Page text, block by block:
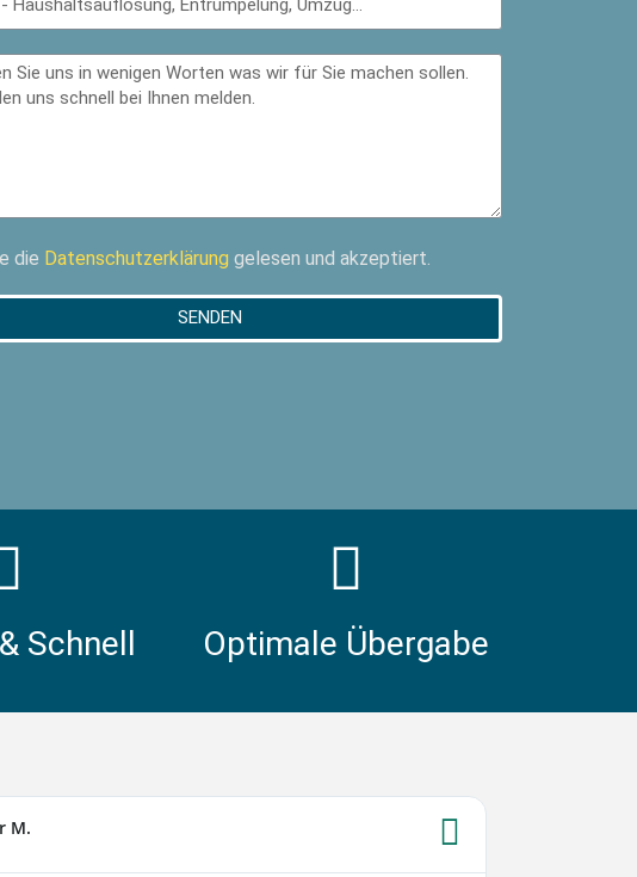
die Datenschutzerklärung gelesen und akzeptiert.
SENDEN
Schnell Optimale Übergabe
M.